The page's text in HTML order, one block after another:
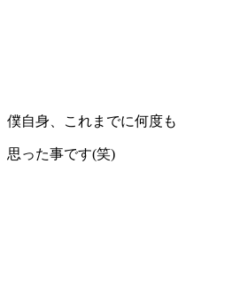
僕自身、これまでに何度も
思った事です(笑)